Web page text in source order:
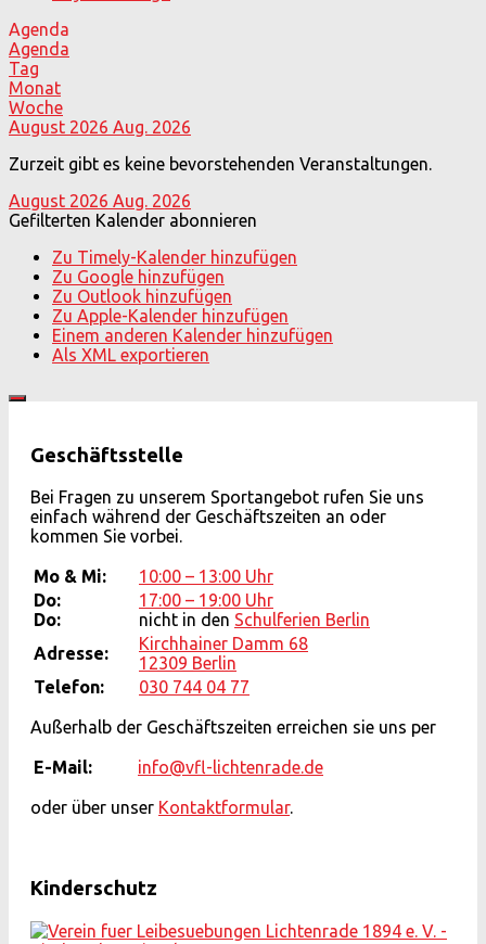
Agenda
Agenda
Tag
Monat
Woche
August 2026 Aug. 2026
Zurzeit gibt es keine bevorstehenden Veranstaltungen.
August 2026 Aug. 2026
Gefilterten Kalender abonnieren
Zu Timely-Kalender hinzufügen
Zu Google hinzufügen
Zu Outlook hinzufügen
Zu Apple-Kalender hinzufügen
Einem anderen Kalender hinzufügen
Als XML exportieren
Geschäftsstelle
Bei Fragen zu unserem Sportangebot rufen Sie uns
einfach während der Geschäftszeiten an oder
kommen Sie vorbei.
Mo & Mi:
10:00 – 13:00 Uhr
Do:
Do:
17:00 – 19:00 Uhr
nicht in den Schulferien Berlin
Adresse:
Kirchhainer Damm 68
12309 Berlin
Telefon:
030 744 04 77
Außerhalb der Geschäftszeiten erreichen sie uns per
E-Mail: info@vfl-lichtenrade.de
oder über unser Kontaktformular.
Kinderschutz